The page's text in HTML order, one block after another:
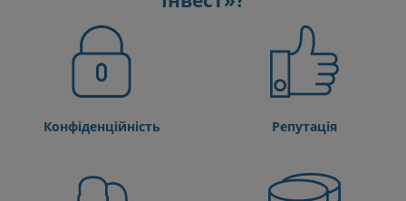
Конфіденційність Репутація